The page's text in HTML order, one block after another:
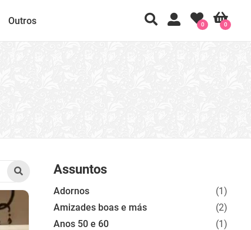
Outros 0
0
Assuntos
Adornos
(1)
Amizades boas e más
(2)
Anos 50 e 60
(1)